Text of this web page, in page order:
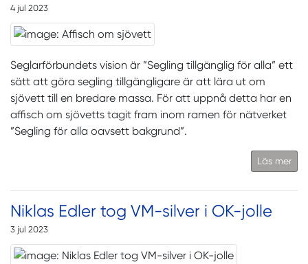
4 jul 2023
Seglarförbundets vision är ”Segling tillgänglig för alla” ett
sätt att göra segling tillgängligare är att lära ut om
sjövett till en bredare massa. För att uppnå detta har en
affisch om sjövetts tagit fram inom ramen för nätverket
”Segling för alla oavsett bakgrund”.
Läs mer
Niklas Edler tog VM-silver i OK-jolle
3 jul 2023